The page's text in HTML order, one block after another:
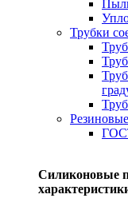
Трубки
Силиконовые